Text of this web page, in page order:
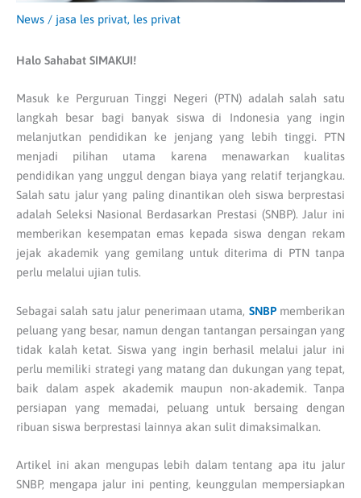
News / jasa les privat, les privat
Halo Sahabat SIMAKUI!
Masuk ke Perguruan Tinggi Negeri (PTN) adalah salah satu
langkah besar bagi banyak siswa di Indonesia yang ingin
melanjutkan pendidikan ke jenjang yang lebih tinggi. PTN
menjadi pilihan utama karena menawarkan kualitas
pendidikan yang unggul dengan biaya yang relatif terjangkau.
Salah satu jalur yang paling dinantikan oleh siswa berprestasi
adalah Seleksi Nasional Berdasarkan Prestasi (SNBP). Jalur ini
memberikan kesempatan emas kepada siswa dengan rekam
jejak akademik yang gemilang untuk diterima di PTN tanpa
perlu melalui ujian tulis.
Sebagai salah satu jalur penerimaan utama, SNBPmemberikan
peluang yang besar, namun dengan tantangan persaingan yang
tidak kalah ketat. Siswa yang ingin berhasil melalui jalur ini
perlu memiliki strategi yang matang dan dukungan yang tepat,
baik dalam aspek akademik maupun non-akademik. Tanpa
persiapan yang memadai, peluang untuk bersaing dengan
ribuan siswa berprestasi lainnya akan sulit dimaksimalkan.
Artikel ini akan mengupas lebih dalam tentang apa itu jalur
SNBP, mengapa jalur ini penting, keunggulan mempersiapkan